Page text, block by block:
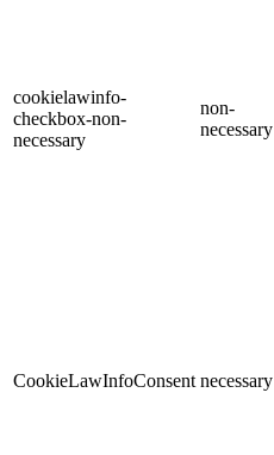
cookielawinfo-
checkbox-non-
necessary
non-
necessary
CookieLawInfoConsent necessary